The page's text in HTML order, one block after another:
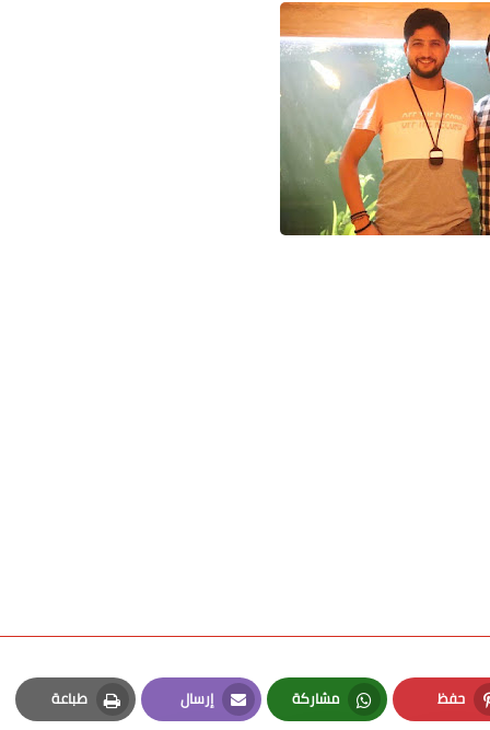
حفظ مشاركة إرسال طباعة